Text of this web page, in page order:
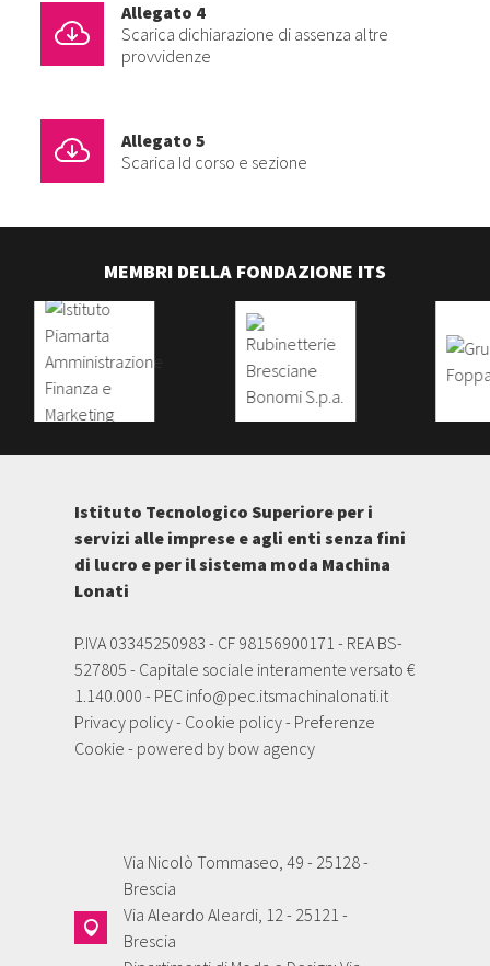
Allegato 4
Scarica dichiarazione di assenza altre
provvidenze
Allegato 5
Scarica Id corso e sezione
MEMBRI DELLA FONDAZIONE ITS
Istituto Tecnologico Superiore per i
servizi alle imprese e agli enti senza fini
di lucro e per il sistema moda Machina
Lonati
P.IVA 03345250983 - CF 98156900171 - REA BS-
527805 - Capitale sociale interamente versato €
1.140.000 - PEC info@pec.itsmachinalonati.it
Privacy policy- Cookie policy- Preferenze
Cookie - powered by bow agency
Via Nicolò Tommaseo, 49 - 25128 -
Brescia
Via Aleardo Aleardi, 12 - 25121 -
Brescia